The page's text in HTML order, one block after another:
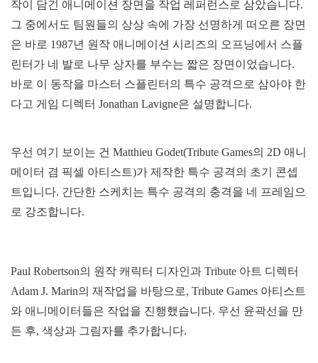
작이 담긴 애니메이션 장면을 작업 레퍼런스로 삼았습니다.
그 중에서도 팀원들의 상상 속에 가장 선명하게 떠오른 장면
은 바로 1987년 원작 애니메이션 시리즈의 오프닝에서 스플
린터가 네 발로 나무 상자를 부수는 짧은 장면이었습니다.
바로 이 동작을 마스터 스플린터의 특수 공격으로 삼아야 한
다고 게임 디렉터 Jonathan Lavigne은 설명합니다.
우선 여기 보이는 건 Matthieu Godet(Tribute Games의 2D 애니
메이터 겸 픽셀 아티스트)가 제작한 특수 공격의 초기 콘셉
트입니다. 간단한 스케치는 특수 공격의 충격을 네 프레임으
로 강조합니다.
Paul Robertson의 원작 캐릭터 디자인과 Tribute 아트 디렉터
Adam J. Marin의 재작업을 바탕으로, Tribute Games 아티스트
와 애니메이터들은 작업을 진행했습니다. 우선 윤곽선을 만
든 후, 색상과 그림자를 추가합니다.